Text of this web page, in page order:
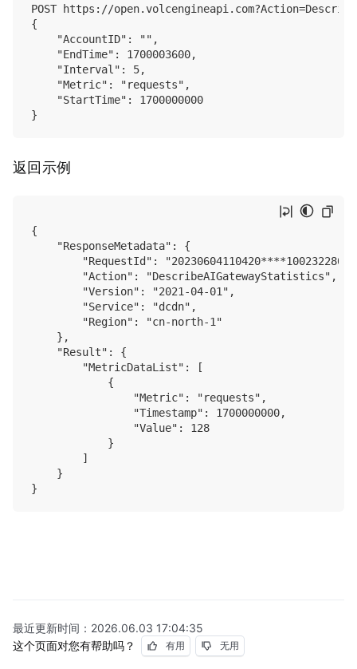
POST https://
{
    "AccountID": "",
    "EndTime": 1700003600,
    "Interval": 5,
    "Metric": "requests",
    "StartTime": 1700000000
返回示例
{
    "ResponseMetadata": {
"RequestId":
        "Action": "DescribeAIGatewayStatistics",
        "Version": "2021-04-01",
        "Service": "dcdn",
        "Region": "cn-north-1"
    },
    "Result": {
        "MetricDataList": [
            {
                "Metric": "requests",
                "Timestamp": 1700000000,
                "Value": 128
            }
        ]
    }
最近更新时间： 2026.06.03 17:04:35
这个页面对您有帮助吗？
有用 无用